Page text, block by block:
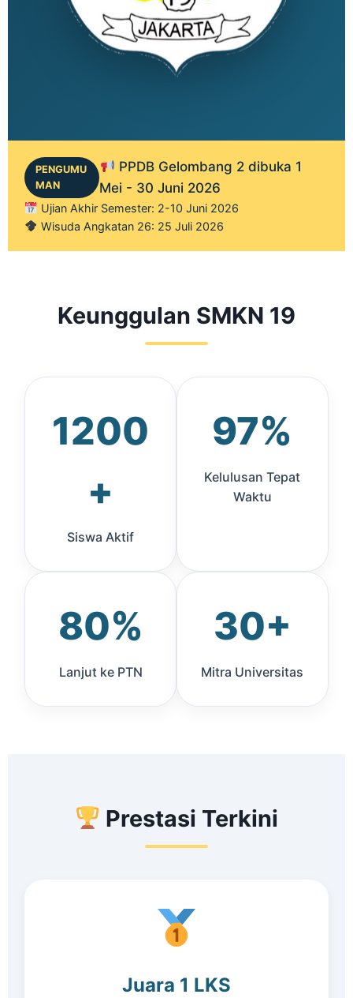
PENGUMU
MAN
PPDB Gelombang 2 dibuka 1
Mei - 30 Juni 2026
Ujian Akhir Semester: 2-10 Juni 2026
Wisuda Angkatan 26: 25 Juli 2026
Keunggulan SMKN 19
1200
+
Siswa Aktif
97%
Kelulusan Tepat
Waktu
80%
Lanjut ke PTN
30+
Mitra Universitas
Prestasi Terkini
Juara 1 LKS